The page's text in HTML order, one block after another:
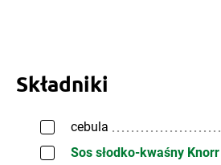
Składniki
cebula
Sos słodko-kwaśny Knorr